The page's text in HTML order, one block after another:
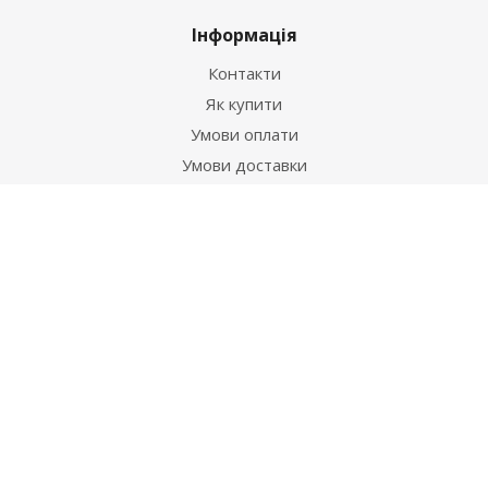
Інформація
Контакти
Як купити
Умови оплати
Умови доставки